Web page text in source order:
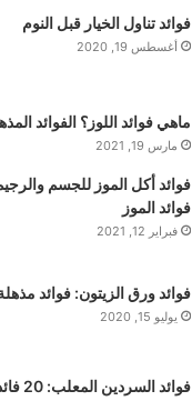
فوائد تناول الخيار قبل النوم
أغسطس 19, 2020
ماهي فوائد اللوز؟ الفوائد
مارس 19, 2021
فوائد أكل الموز للجسم
فوائد الموز
فبراير 12, 2021
فوائد ورق الزيتون: فوائد
يوليو 15, 2020
فوائد السردين المعلب: 20 فائدة صحية